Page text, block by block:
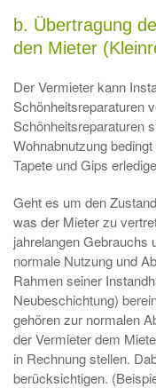
b. Übertragung
den Mieter
Der Vermieter kann
Schönheitsreparaturen
Schönheitsreparaturen
Wohnabnutzung
Tapete und Gips
Geht es um den
was der Mieter zu
jahrelangen Gebrauchs
normale Nutzung und
Rahmen seiner
Neubeschichtung)
gehören zur normalen
der Vermieter dem
in Rechnung stellen.
berücksichtigen.